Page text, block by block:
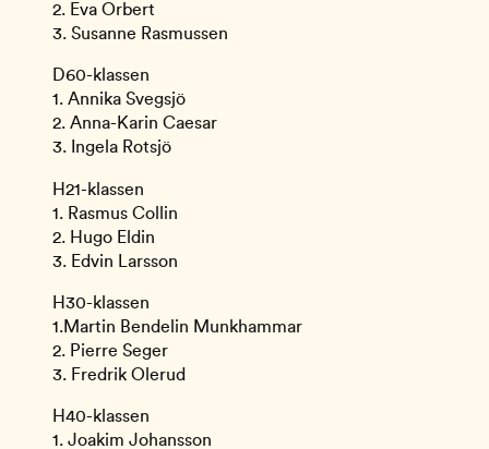
2. Eva Orbert
3. Susanne Rasmussen
D60-klassen
1. Annika Svegsjö
2. Anna-Karin Caesar
3. Ingela Rotsjö
H21-klassen
1. Rasmus Collin
2. Hugo Eldin
3. Edvin Larsson
H30-klassen
1.Martin Bendelin Munkhammar
2. Pierre Seger
3. Fredrik Olerud
H40-klassen
1. Joakim Johansson